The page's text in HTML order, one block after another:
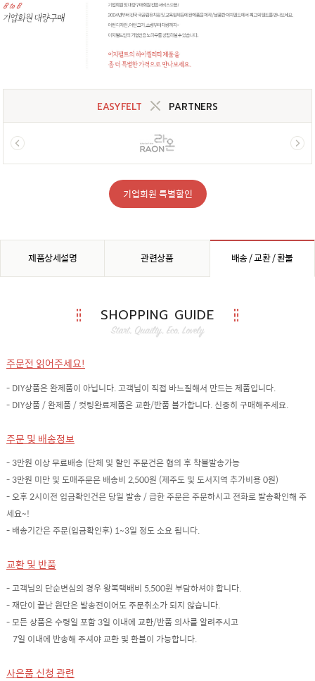
EASYFELT PARTNERS
기업회원 특별할인
제품상세설명 관련상품 배송 / 교환 / 환불
SHOPPING GUIDE
주문전 읽어주세요!
- DIY상품은 완제품이 아닙니다. 고객님이 직접 바느질해서 만드는 제품입니다.
- DIY상품 / 완제품 / 컷팅완료제품은 교환/반품 불가합니다. 신중히 구매해주세요.
주문 및 배송정보
- 3만원 이상 무료배송 (단체 및 할인 주문건은 협의 후 착불발송가능
- 3만원 미만 및 도매주문은 배송비 2,500원 (제주도 및 도서지역 추가비용 0원)
- 오후 2시이전 입금확인건은 당일 발송 / 급한 주문은 주문하시고 전화로 발송확인해 주
세요~!
- 배송기간은 주문(입금확인후) 1~3일 정도 소요 됩니다.
교환 및 반품
- 고객님의 단순변심의 경우 왕복택배비 5,500원 부담하셔야 합니다.
- 재단이 끝난 원단은 발송전이어도 주문취소가 되지 않습니다.
- 모든 상품은 수령일 포함 3일 이내에 교환/반품 의사를 알려주시고
7일 이내에 반송해 주셔야 교환 및 환불이 가능합니다.
사은품 신청 관련